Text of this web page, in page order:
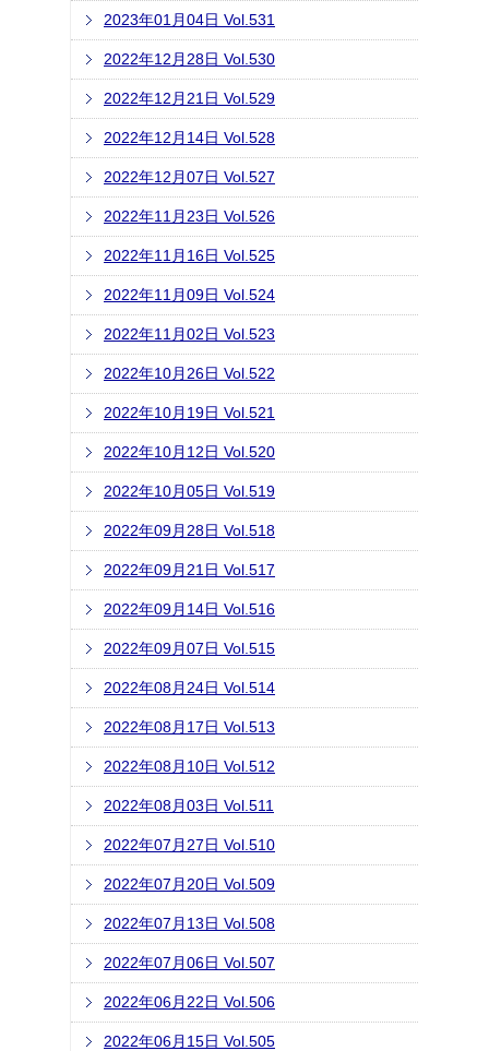
2023年01月04日 Vol.531
2022年12月28日 Vol.530
2022年12月21日 Vol.529
2022年12月14日 Vol.528
2022年12月07日 Vol.527
2022年11月23日 Vol.526
2022年11月16日 Vol.525
2022年11月09日 Vol.524
2022年11月02日 Vol.523
2022年10月26日 Vol.522
2022年10月19日 Vol.521
2022年10月12日 Vol.520
2022年10月05日 Vol.519
2022年09月28日 Vol.518
2022年09月21日 Vol.517
2022年09月14日 Vol.516
2022年09月07日 Vol.515
2022年08月24日 Vol.514
2022年08月17日 Vol.513
2022年08月10日 Vol.512
2022年08月03日 Vol.511
2022年07月27日 Vol.510
2022年07月20日 Vol.509
2022年07月13日 Vol.508
2022年07月06日 Vol.507
2022年06月22日 Vol.506
2022年06月15日 Vol.505